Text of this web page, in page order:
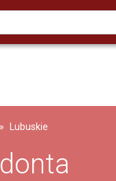
Lubuskie